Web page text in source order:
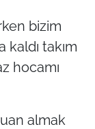
bizim
takım
hocamı
almak